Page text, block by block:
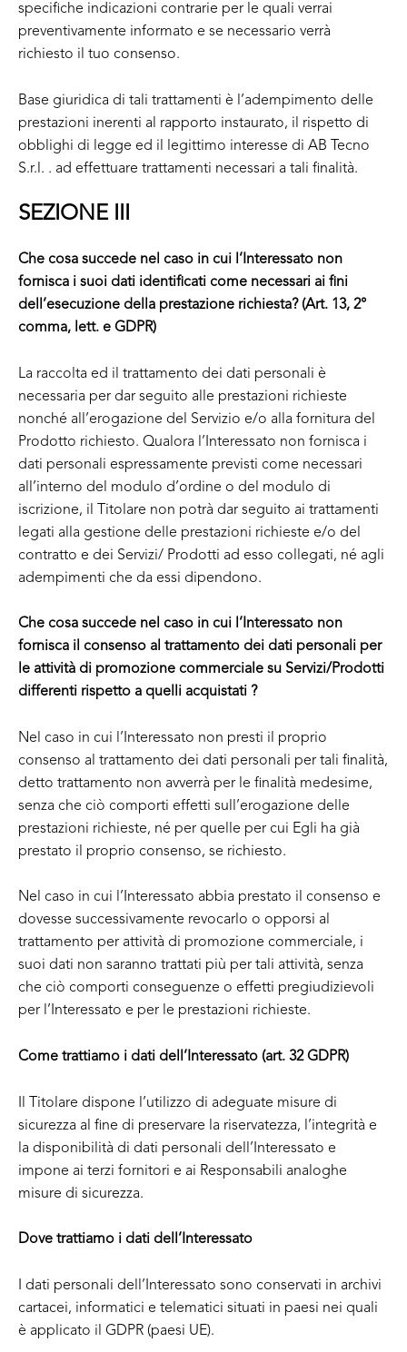
specifiche indicazioni contrarie per le quali verrai
preventivamente informato e se necessario verrà
richiesto il tuo consenso.
Base giuridica di tali trattamenti è l’adempimento delle
prestazioni inerenti al rapporto instaurato, il rispetto di
obblighi di legge ed il legittimo interesse di AB Tecno
S.r.l. . ad effettuare trattamenti necessari a tali finalità.
SEZIONE III
Che cosa succede nel caso in cui l’Interessato non
fornisca i suoi dati identificati come necessari ai fini
dell’esecuzione della prestazione richiesta? (Art. 13, 2°
comma, lett. e GDPR)
La raccolta ed il trattamento dei dati personali è
necessaria per dar seguito alle prestazioni richieste
nonché all’erogazione del Servizio e/o alla fornitura del
Prodotto richiesto. Qualora l’Interessato non fornisca i
dati personali espressamente previsti come necessari
all’interno del modulo d’ordine o del modulo di
iscrizione, il Titolare non potrà dar seguito ai trattamenti
legati alla gestione delle prestazioni richieste e/o del
contratto e dei Servizi/ Prodotti ad esso collegati, né agli
adempimenti che da essi dipendono.
Che cosa succede nel caso in cui l’Interessato non
fornisca il consenso al trattamento dei dati personali per
le attività di promozione commerciale su Servizi/Prodotti
differenti rispetto a quelli acquistati ?
Nel caso in cui l’Interessato non presti il proprio
consenso al trattamento dei dati personali per tali finalità,
detto trattamento non avverrà per le finalità medesime,
senza che ciò comporti effetti sull’erogazione delle
prestazioni richieste, né per quelle per cui Egli ha già
prestato il proprio consenso, se richiesto.
Nel caso in cui l’Interessato abbia prestato il consenso e
dovesse successivamente revocarlo o opporsi al
trattamento per attività di promozione commerciale, i
suoi dati non saranno trattati più per tali attività, senza
che ciò comporti conseguenze o effetti pregiudizievoli
per l’Interessato e per le prestazioni richieste.
Come trattiamo i dati dell’Interessato (art. 32 GDPR)
Il Titolare dispone l’utilizzo di adeguate misure di
sicurezza al fine di preservare la riservatezza, l’integrità e
la disponibilità di dati personali dell’Interessato e
impone ai terzi fornitori e ai Responsabili analoghe
misure di sicurezza.
Dove trattiamo i dati dell’Interessato
I dati personali dell’Interessato sono conservati in archivi
cartacei, informatici e telematici situati in paesi nei quali
è applicato il GDPR (paesi UE).